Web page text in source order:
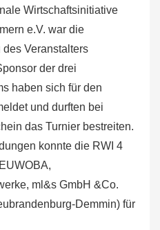
Wirtschaftsinitiative
e.V. war die
Veranstalters
der drei
haben sich für den
und durften bei
das Turnier bestreiten.
konnte die RWI 4
ml&s GmbH &Co.
Demmin) für